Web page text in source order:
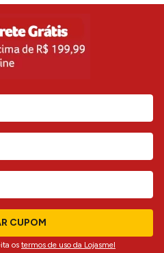
CUPOM
os termos de uso da Lojasmel